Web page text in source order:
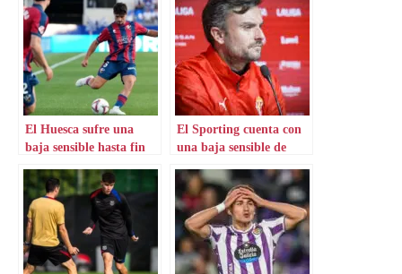
El Huesca sufre una
baja sensible hasta fin
El Sporting cuenta con
una baja sensible de